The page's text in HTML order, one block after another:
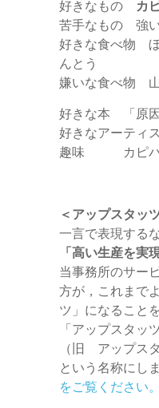
好きなもの カ
苦手なもの 強
好きな食べ物
んとう
嫌いな食べ物
好きな本 「原
好きなアーティ
趣味 カピバ
＜アップスタッ
一言で表現する
「高い生産を実
当事務所のサー
方が，これまで
ツ」になること
「アップスタッ
（旧 アップス
という名称にし
をご覧ください。